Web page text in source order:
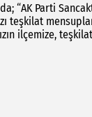
“AK Parti
teşkilat
ilçemize,